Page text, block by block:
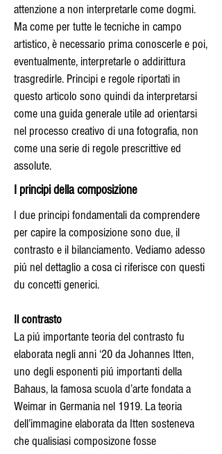
attenzione a non interpretarle come dogmi.
Ma come per tutte le tecniche in campo
artistico, è necessario prima conoscerle e poi,
eventualmente, interpretarle o addirittura
trasgredirle. Principi e regole riportati in
questo articolo sono quindi da interpretarsi
come una guida generale utile ad orientarsi
nel processo creativo di una fotografia, non
come una serie di regole prescrittive ed
assolute.
I principi della composizione
I due principi fondamentali da comprendere
per capire la composizione sono due, il
contrasto e il bilanciamento. Vediamo adesso
piú nel dettaglio a cosa ci riferisce con questi
du concetti generici.
Il contrasto
La piú importante teoria del contrasto fu
elaborata negli anni ‘20 da Johannes Itten,
uno degli esponenti piú importanti della
Bahaus, la famosa scuola d’arte fondata a
Weimar in Germania nel 1919. La teoria
dell’immagine elaborata da Itten sosteneva
che qualisiasi composizone fosse